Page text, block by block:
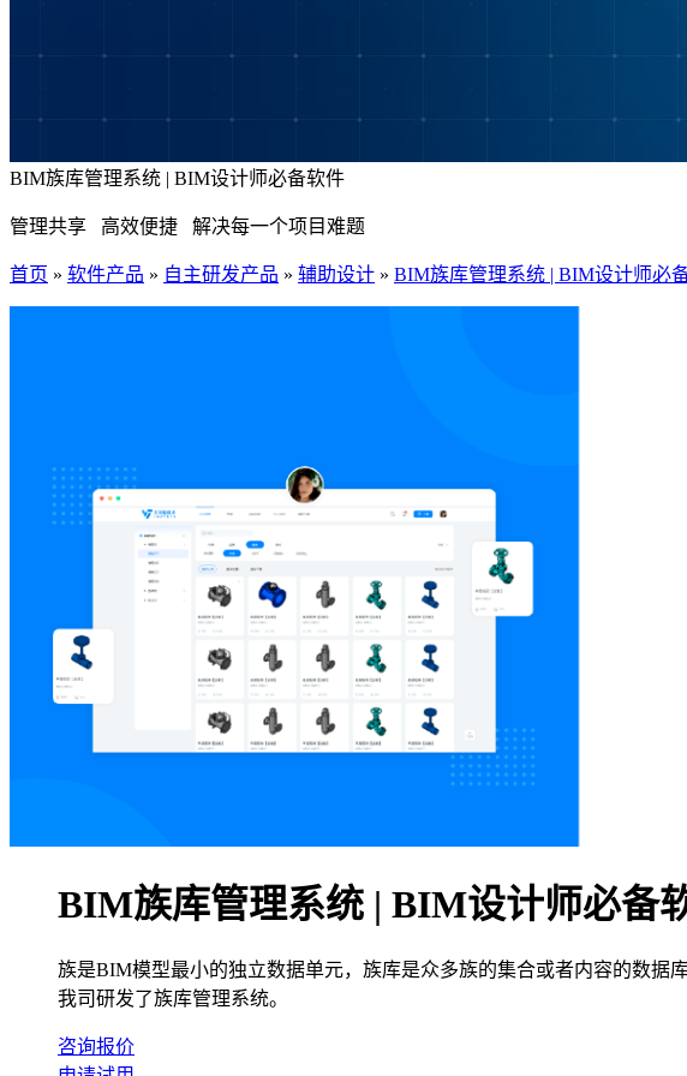
BIM族库管理系统 | BIM设计师必备软件
管理共享 高效便捷 解决每一个项目难题
首页 » 软件产品 » 自主研发产品 » 辅助设计 » BIM族库管理系统 | BIM设计师必
BIM族库管理系统 | BIM设计师必备
族是BIM模型最小的独立数据单元，族库是众多族的集合或者内容的数据
我司研发了族库管理系统。
咨询报价